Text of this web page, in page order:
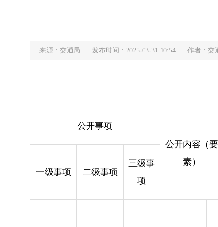
来源：交通局 发布时间：2025-03-31 10:54 作者：交
公开事项
公开内容（要
素）
一级事项
二级事项
三级事
项